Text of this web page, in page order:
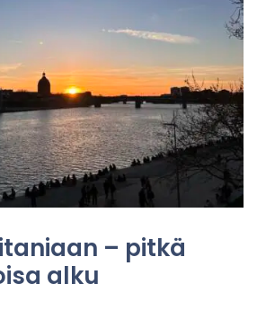
– pitkä
alku